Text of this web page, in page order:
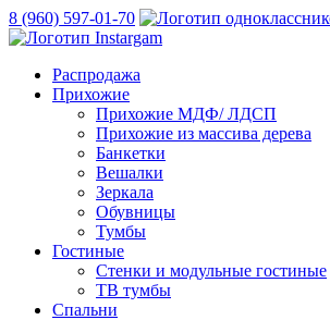
8 (960) 597-01-70
Распродажа
Прихожие
Прихожие МДФ/ ЛДСП
Прихожие из массива дерева
Банкетки
Вешалки
Зеркала
Обувницы
Тумбы
Гостиные
Стенки и модульные гостиные
ТВ тумбы
Спальни